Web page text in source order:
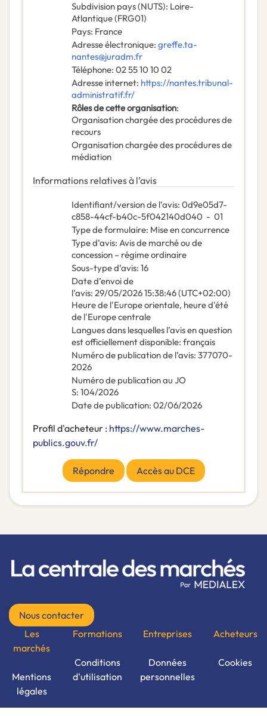
Subdivision pays (NUTS): Loire-
Atlantique(FRG01)
Pays: France
Adresse électronique: greffe.ta-
nantes@juradm.fr
Téléphone: 02 55 10 10 02
Adresse internet: https://nantes.tribunal-
administratif.fr/
Rôles de cette organisation:
Organisation chargée des procédures de
recours
Organisation chargée des procédures de
médiation
Informations relatives à l’avis
Identifiant/version de l’avis: 0d9e05d7-
c858-44cf-b40c-5f042140d040 - 01
Type de formulaire: Mise en concurrence
Type d’avis: Avis de marché ou de
concession – régime ordinaire
Sous-type d’avis: 16
Date d’envoi de
l’avis: 29/05/202615:38:46 (UTC+02:00)
Heure de l'Europe orientale, heure d'été
de l'Europe centrale
Langues dans lesquelles l’avis en question
est officiellement disponible: français
Numéro de publication de l’avis: 377070-
2026
Numéro de publication au JO
S: 104/2026
Date de publication: 02/06/2026
Profil d'acheteur : https://www.marches-
publics.gouv.fr/
Répondre Accès au DCE
Nous contacter
Les
marchés
Mentions
légales
Formations
Conditions
d'utilisation
Entreprises
Données
personnelles
Acheteurs
Cookies